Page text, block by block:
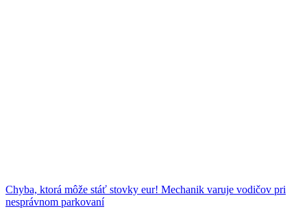
Chyba, ktorá môže stáť stovky eur! Mechanik varuje vodičov pri
nesprávnom parkovaní